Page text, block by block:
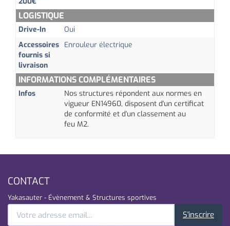
LOGISTIQUE
Drive-In
Oui
Accessoires
fournis si
livraison
Enrouleur électrique
INFORMATIONS COMPLÉMENTAIRES
Infos
Nos structures répondent aux normes en
vigueur EN14960, disposent d'un certificat
de conformité et d'un classement au
feu M2.
CONTACT
Yakasauter - Évènement & Structures sportives
S'inscrire